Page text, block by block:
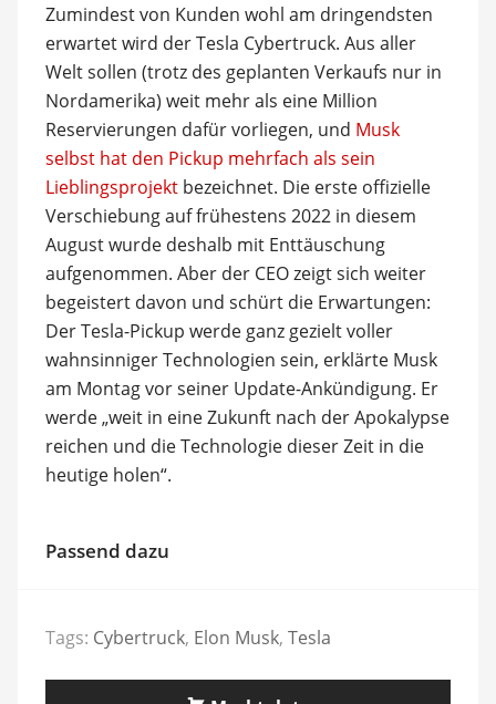
Zumindest von Kunden wohl am dringendsten
erwartet wird der Tesla Cybertruck. Aus aller
Welt sollen (trotz des geplanten Verkaufs nur in
Nordamerika) weit mehr als eine Million
Reservierungen dafür vorliegen, und Musk
selbst hat den Pickup mehrfach als sein
Lieblingsprojektbezeichnet. Die erste offizielle
Verschiebung auf frühestens 2022 in diesem
August wurde deshalb mit Enttäuschung
aufgenommen. Aber der CEO zeigt sich weiter
begeistert davon und schürt die Erwartungen:
Der Tesla-Pickup werde ganz gezielt voller
wahnsinniger Technologien sein, erklärte Musk
am Montag vor seiner Update-Ankündigung. Er
werde „weit in eine Zukunft nach der Apokalypse
reichen und die Technologie dieser Zeit in die
heutige holen“.
Passend dazu
Tags: Cybertruck, Elon Musk, Tesla